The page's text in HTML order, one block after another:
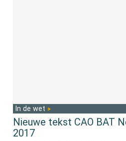
In de wet
Nieuwe tekst CAO BAT
2017